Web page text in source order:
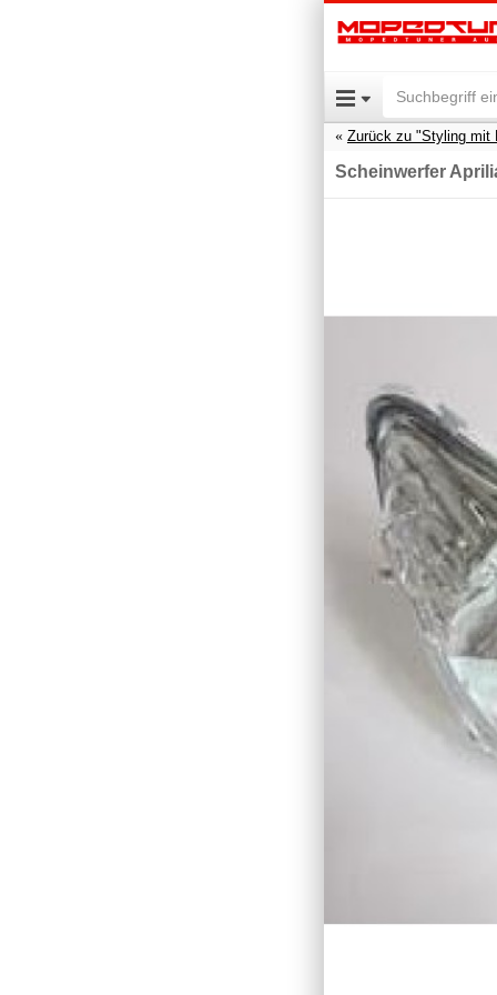
Zurück zu "Styling mit
Scheinwerfer